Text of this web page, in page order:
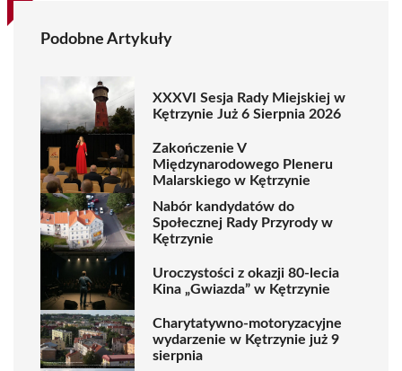
Podobne Artykuły
XXXVI Sesja Rady Miejskiej w
Kętrzynie Już 6 Sierpnia 2026
Zakończenie V
Międzynarodowego Pleneru
Malarskiego w Kętrzynie
Nabór kandydatów do
Społecznej Rady Przyrody w
Kętrzynie
Uroczystości z okazji 80-lecia
Kina „Gwiazda” w Kętrzynie
Charytatywno-motoryzacyjne
wydarzenie w Kętrzynie już 9
sierpnia